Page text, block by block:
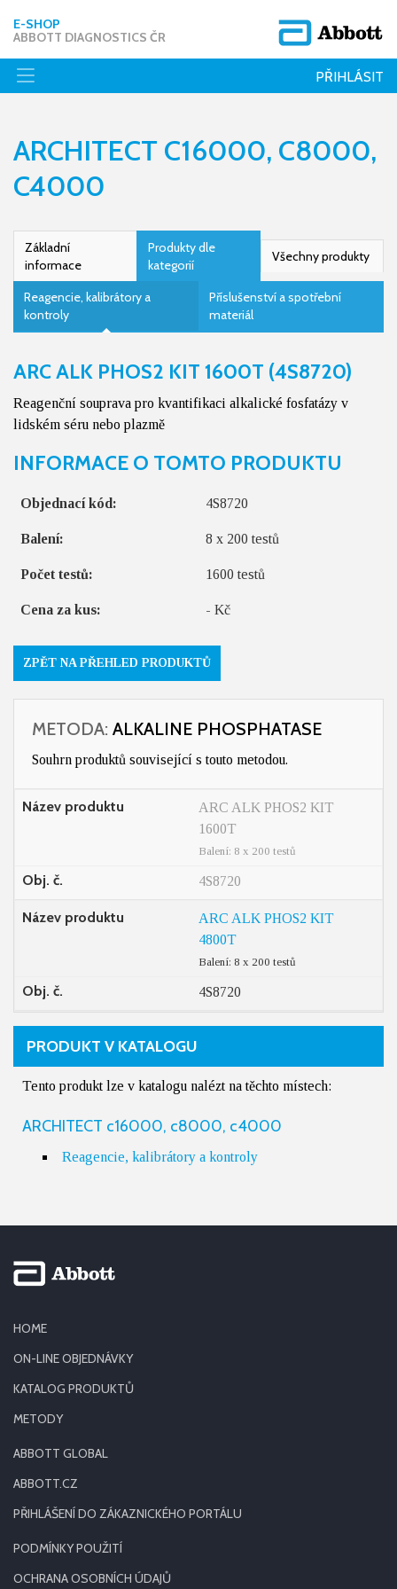
E-SHOP
ABBOTT DIAGNOSTICS ČR
PŘIHLÁSIT
ARCHITECT C16000, C8000,
C4000
Základní
informace
Produkty dle
kategorií
Všechny produkty
Reagencie, kalibrátory a
kontroly
Příslušenství a spotřební
materiál
ARC ALK PHOS2 KIT 1600T (4S8720)
Reagenční souprava pro kvantifikaci alkalické fosfatázy v
lidském séru nebo plazmě
INFORMACE O TOMTO PRODUKTU
Objednací kód: 4S8720
Balení: 8 x 200 testů
Počet testů: 1600 testů
Cena za kus: - Kč
ZPĚT NA PŘEHLED PRODUKTŮ
METODA: ALKALINE PHOSPHATASE
Souhrn produktů související s touto metodou.
Název produktu
ARC ALK PHOS2 KIT
1600T
Balení: 8 x 200 testů
Obj. č. 4S8720
Název produktu
ARC ALK PHOS2 KIT
4800T
Balení: 8 x 200 testů
Obj. č. 4S8720
PRODUKT V KATALOGU
Tento produkt lze v katalogu nalézt na těchto místech:
ARCHITECT c16000, c8000, c4000
Reagencie, kalibrátory a kontroly
HOME
ON-LINE OBJEDNÁVKY
KATALOG PRODUKTŮ
METODY
ABBOTT GLOBAL
ABBOTT.CZ
PŘIHLÁŠENÍ DO ZÁKAZNICKÉHO PORTÁLU
PODMÍNKY POUŽITÍ
OCHRANA OSOBNÍCH ÚDAJŮ